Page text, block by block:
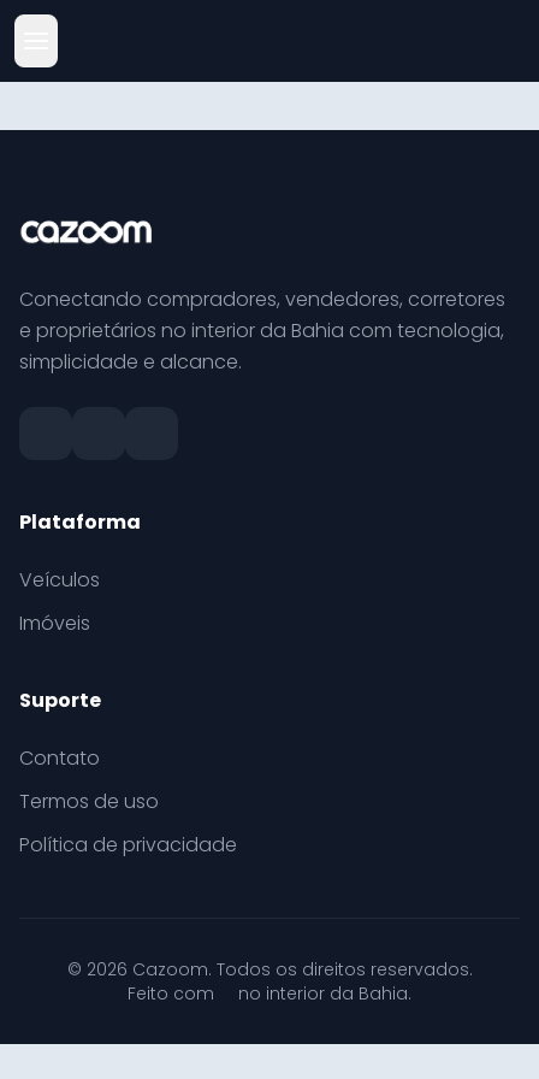
Conectando compradores, vendedores, corretores
e proprietários no interior da Bahia com tecnologia,
simplicidade e alcance.
Plataforma
Veículos
Imóveis
Suporte
Contato
Termos de uso
Política de privacidade
© 2026 Cazoom. Todos os direitos reservados.
Feito com
no interior da Bahia.